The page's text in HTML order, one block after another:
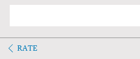
RATE